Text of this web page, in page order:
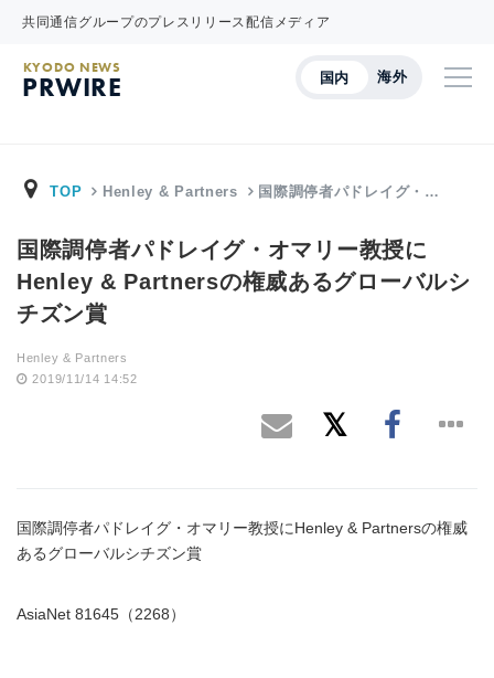
共同通信グループのプレスリリース配信メディア
国内 海外
KYODO NEWS
PRWIRE
TOP Henley & Partners 国際調停者パドレイグ・…
国際調停者パドレイグ・オマリー教授に
Henley & Partnersの権威あるグローバルシ
チズン賞
Henley & Partners
2019/11/14 14:52
国際調停者パドレイグ・オマリー教授にHenley & Partnersの権威
あるグローバルシチズン賞
AsiaNet 81645（2268）